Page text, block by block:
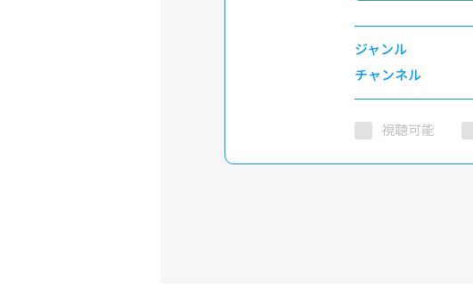
ジャンル
チャンネル
視聴可能